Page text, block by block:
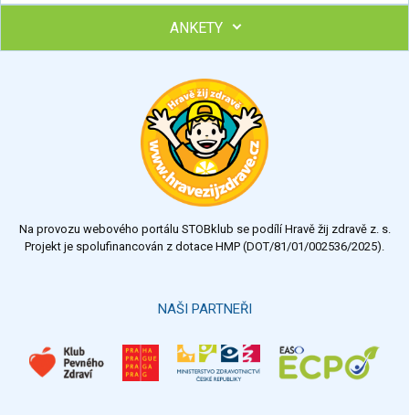
ANKETY
Výsledky Všechny ankety
Na provozu webového portálu STOBklub se podílí Hravě žij zdravě z. s.
Projekt je spolufinancován z dotace HMP (DOT/81/01/002536/2025).
NAŠI PARTNEŘI